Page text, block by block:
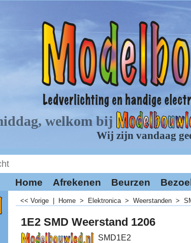
Home Afrekenen Beurzen
<< Vorige Home > Elektronica> Weerstanden >
1E2 SMD Weerstand 1206
SMD1E2